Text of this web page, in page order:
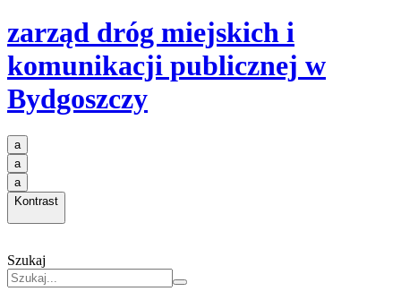
zarząd dróg miejskich i
komunikacji publicznej w
Bydgoszczy
a
a
a
Kontrast
Szukaj